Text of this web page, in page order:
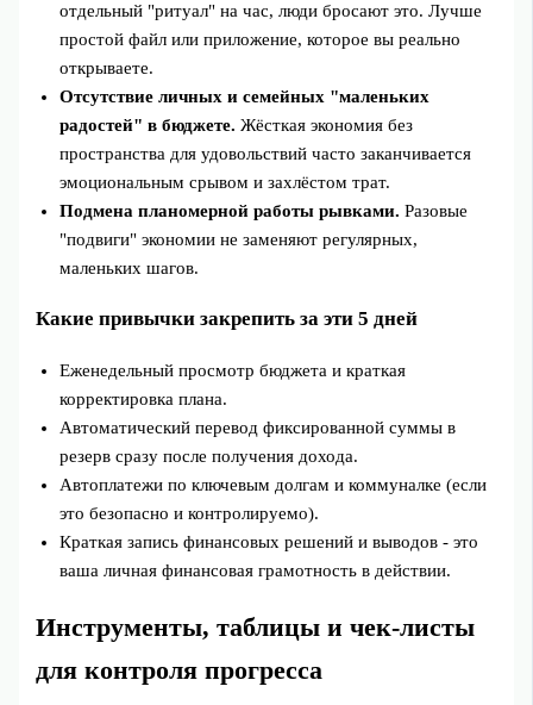
отдельный "ритуал" на час, люди бросают это. Лучше
простой файл или приложение, которое вы реально
открываете.
Отсутствие личных и семейных "маленьких
радостей" в бюджете. Жёсткая экономия без
пространства для удовольствий часто заканчивается
эмоциональным срывом и захлёстом трат.
Подмена планомерной работы рывками. Разовые
"подвиги" экономии не заменяют регулярных,
маленьких шагов.
Какие привычки закрепить за эти 5 дней
Еженедельный просмотр бюджета и краткая
корректировка плана.
Автоматический перевод фиксированной суммы в
резерв сразу после получения дохода.
Автоплатежи по ключевым долгам и коммуналке (если
это безопасно и контролируемо).
Краткая запись финансовых решений и выводов - это
ваша личная финансовая грамотность в действии.
Инструменты, таблицы и чек‑листы
для контроля прогресса